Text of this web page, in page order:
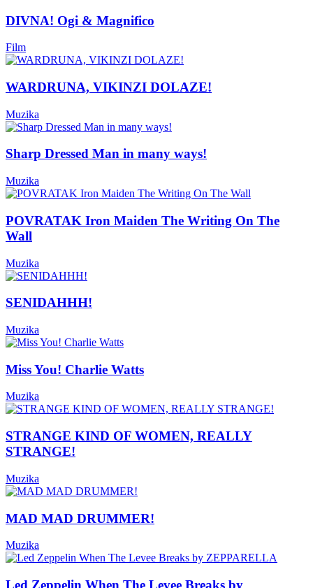
DIVNA! Ogi & Magnifico
Film
WARDRUNA, VIKINZI DOLAZE!
Muzika
Sharp Dressed Man in many ways!
Muzika
POVRATAK Iron Maiden The Writing On The
Wall
Muzika
SENIDAHHH!
Muzika
Miss You! Charlie Watts
Muzika
STRANGE KIND OF WOMEN, REALLY
STRANGE!
Muzika
MAD MAD DRUMMER!
Muzika
Led Zeppelin When The Levee Breaks by